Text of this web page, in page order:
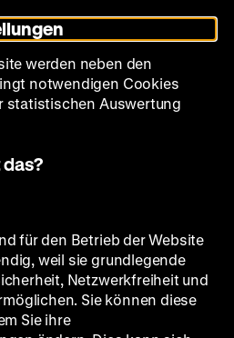
2016, 20.00 - 00.00
werden neben den
notwendigen Cookies
statistischen Auswertung
für den Betrieb der Website
weil sie grundlegende
Netzwerkfreiheit und
Sie können diese
Sie ihre